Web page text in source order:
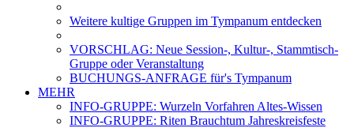
Weitere kultige Gruppen im Tympanum entdecken
VORSCHLAG: Neue Session-, Kultur-, Stammtisch-
Gruppe oder Veranstaltung
BUCHUNGS-ANFRAGE für's Tympanum
MEHR
INFO-GRUPPE: Wurzeln Vorfahren Altes-Wissen
INFO-GRUPPE: Riten Brauchtum Jahreskreisfeste